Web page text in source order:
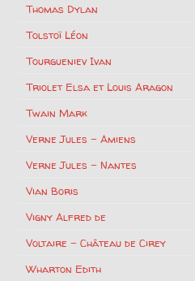
Thomas Dylan
Tolstoï Léon
Tourgueniev Ivan
Triolet Elsa et Louis Aragon
Twain Mark
Verne Jules – Amiens
Verne Jules – Nantes
Vian Boris
Vigny Alfred de
Voltaire – Château de Cirey
Wharton Edith